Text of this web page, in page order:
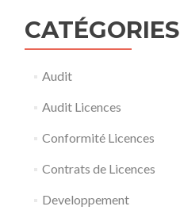
CATÉGORIES
Audit
Audit Licences
Conformité Licences
Contrats de Licences
Developpement